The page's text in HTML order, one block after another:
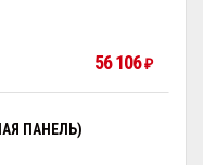
56 106 ₽
ПАНЕЛЬ)